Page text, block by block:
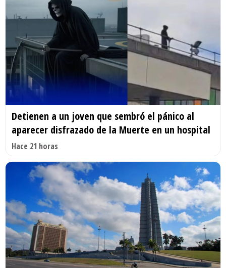
Detienen a un joven que sembró el pánico al
aparecer disfrazado de la Muerte en un hospital
Hace 21 horas